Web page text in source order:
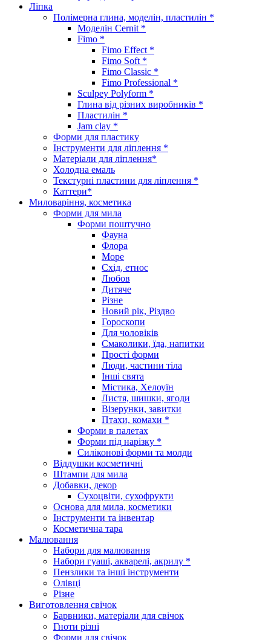
Ліпка
Полімерна глина, моделін, пластилін *
Моделін Cernit *
Fimo *
Fimo Effect *
Fimo Soft *
Fimo Classic *
Fimo Professional *
Sculpey Polyform *
Глина від різних виробників *
Пластилін *
Jam clay *
Форми для пластику
Інструменти для ліплення *
Матеріали для ліплення*
Холодна емаль
Текстурні пластини для ліплення *
Каттери*
Миловаріння, косметика
Форми для мила
Форми поштучно
Фауна
Флора
Море
Схід, етнос
Любов
Дитяче
Різне
Новий рік, Різдво
Гороскопи
Для чоловіків
Смаколики, їда, напитки
Прості форми
Люди, частини тіла
Інші свята
Містика, Хелоуїн
Листя, шишки, ягоди
Візерунки, завитки
Птахи, комахи *
Форми в палетах
Форми під нарізку *
Силіконові форми та молди
Віддушки косметичні
Штампи для мила
Добавки, декор
Сухоцвіти, сухофрукти
Основа для мила, косметики
Інструменти та інвентар
Косметична тара
Малювання
Набори для малювання
Набори гуаші, акварелі, акрилу *
Пензлики та інші інструменти
Олівці
Різне
Виготовлення свічок
Барвники, матеріали для свічок
Гноти різні
Форми для свічок